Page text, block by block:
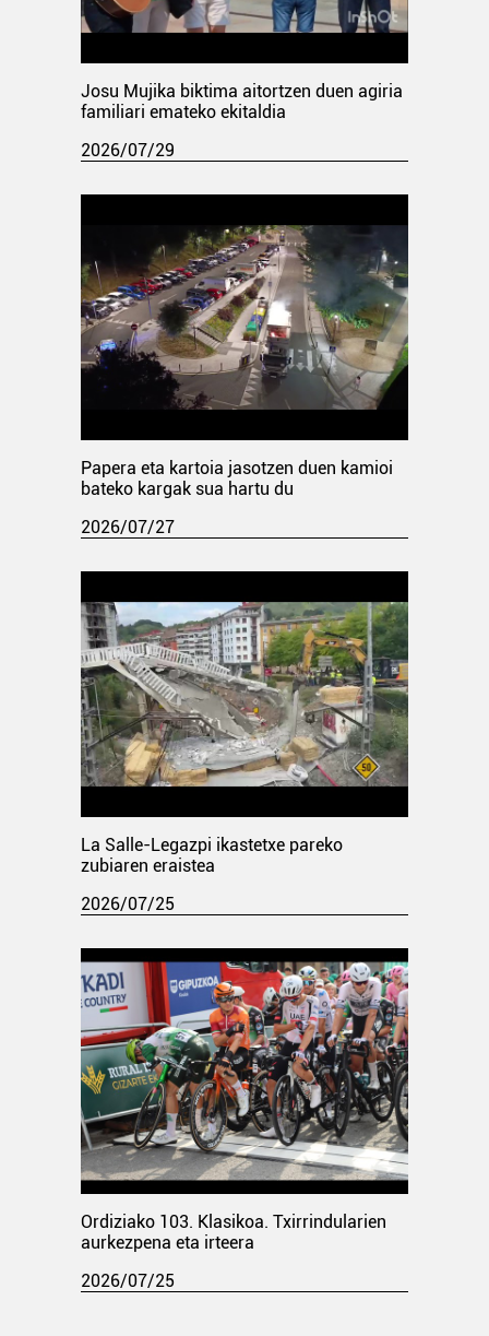
Josu Mujika biktima aitortzen duen agiria
familiari emateko ekitaldia
2026/07/29
Papera eta kartoia jasotzen duen kamioi
bateko kargak sua hartu du
2026/07/27
La Salle-Legazpi ikastetxe pareko
zubiaren eraistea
2026/07/25
Ordiziako 103. Klasikoa. Txirrindularien
aurkezpena eta irteera
2026/07/25